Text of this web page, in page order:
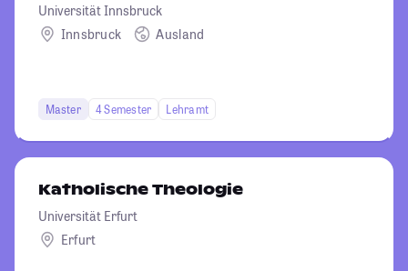
Universität Innsbruck
Innsbruck
Ausland
Master 4 Semester Lehramt
Katholische Theologie
Universität Erfurt
Erfurt